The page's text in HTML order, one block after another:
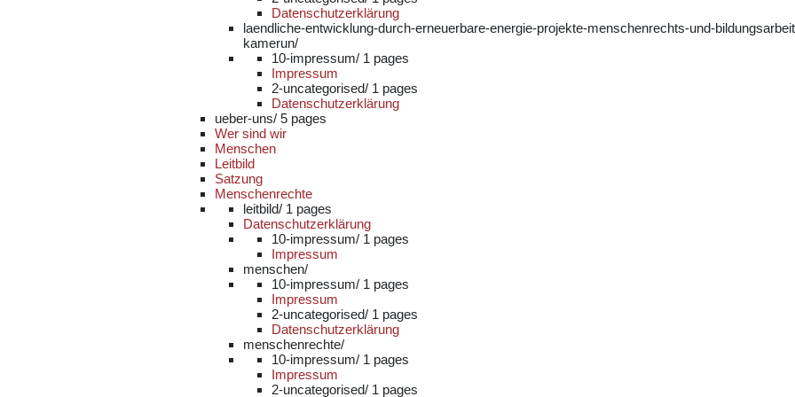
Datenschutzerklärung
laendliche-entwicklung-durch-erneuerbare-energie-projekte-menschenrechts-und-
kamerun/
10-impressum/ 1 pages
Impressum
2-uncategorised/ 1 pages
Datenschutzerklärung
ueber-uns/ 5 pages
Wer sind wir
Menschen
Leitbild
Satzung
Menschenrechte
leitbild/ 1 pages
Datenschutzerklärung
10-impressum/ 1 pages
Impressum
menschen/
10-impressum/ 1 pages
Impressum
2-uncategorised/ 1 pages
Datenschutzerklärung
menschenrechte/
10-impressum/ 1 pages
Impressum
2-uncategorised/ 1 pages